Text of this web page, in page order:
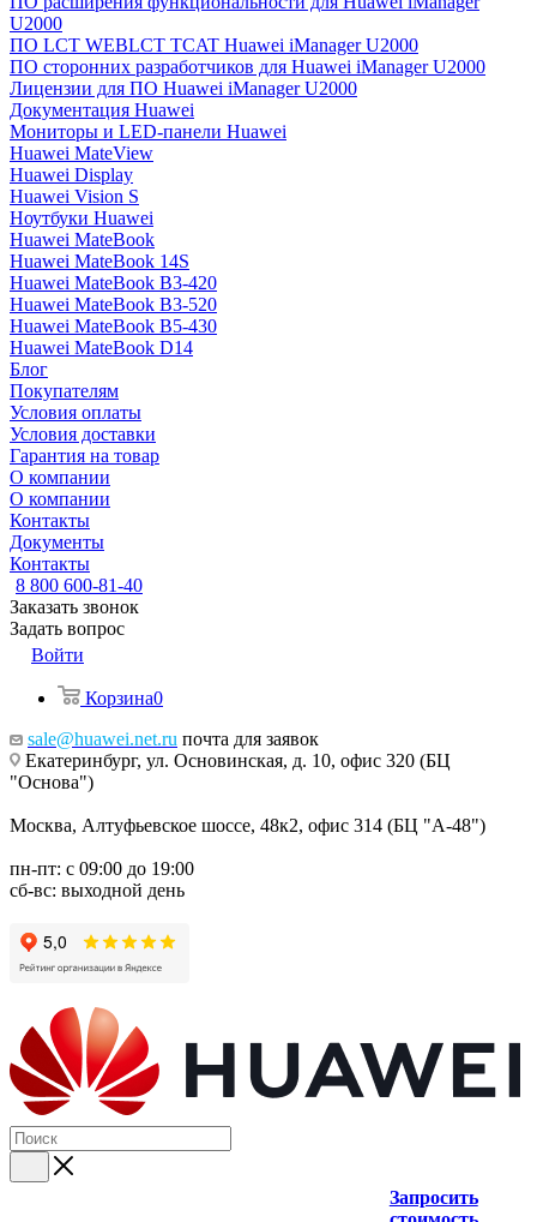
U2000
ПО LCT WEBLCT TCAT Huawei iManager U2000
ПО сторонних разработчиков для Huawei iManager U2000
Лицензии для ПО Huawei iManager U2000
Документация Huawei
Мониторы и LED-панели Huawei
Huawei MateView
Huawei Display
Huawei Vision S
Ноутбуки Huawei
Huawei MateBook
Huawei MateBook 14S
Huawei MateBook B3-420
Huawei MateBook B3-520
Huawei MateBook B5-430
Huawei MateBook D14
Блог
Покупателям
Условия оплаты
Условия доставки
Гарантия на товар
О компании
О компании
Контакты
Документы
Контакты
8 800 600-81-40
Заказать звонок
Задать вопрос
Войти
Корзина0
sale@huawei.net.ru почта для заявок
Екатеринбург, ул. Основинская, д. 10, офис 320 (БЦ
"Основа")
Москва, Алтуфьевское шоссе, 48к2, офис 314 (БЦ "А-48")
пн-пт: с 09:00 до 19:00
сб-вс: выходной день
Запросить